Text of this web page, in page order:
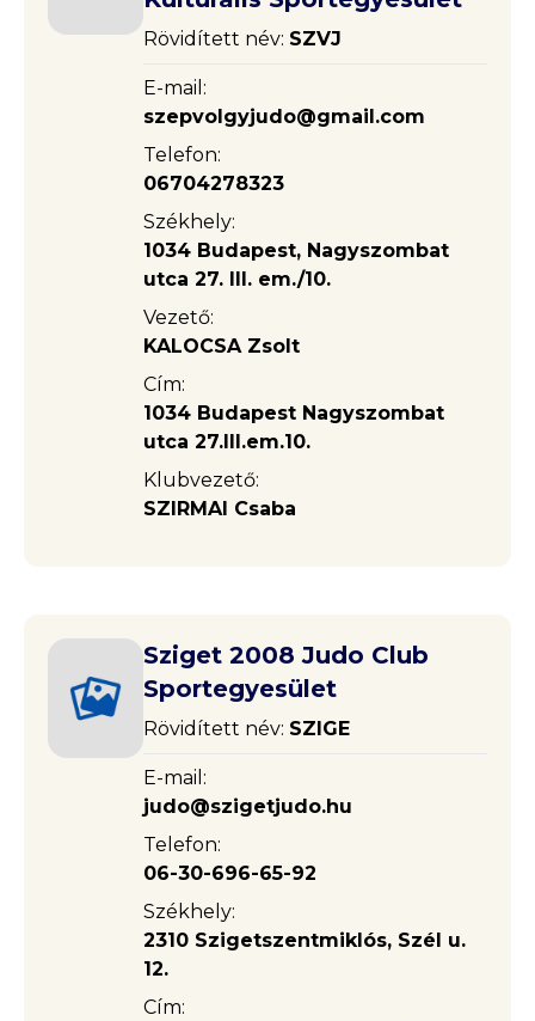
Rövidített név: SZVJ
E-mail:
szepvolgyjudo@gmail.com
Telefon:
06704278323
Székhely:
1034 Budapest, Nagyszombat
utca 27. III. em./10.
Vezető:
KALOCSA Zsolt
Cím:
1034 Budapest Nagyszombat
utca 27.III.em.10.
Klubvezető:
SZIRMAI Csaba
Sziget 2008 Judo Club
Sportegyesület
Rövidített név: SZIGE
E-mail:
judo@szigetjudo.hu
Telefon:
06-30-696-65-92
Székhely:
2310 Szigetszentmiklós, Szél u.
12.
Cím: